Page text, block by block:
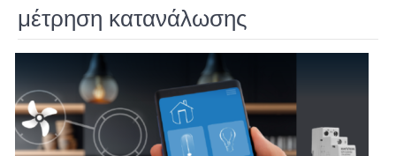
μέτρηση κατανάλωσης